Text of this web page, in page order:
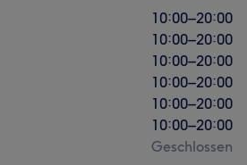
10:00–20:00
10:00–20:00
10:00–20:00
10:00–20:00
10:00–20:00
10:00–20:00
Geschlossen